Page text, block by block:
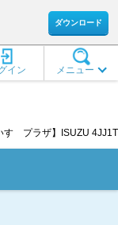
ダウンロード
メニュー
イン
すゞプラザ】ISUZU